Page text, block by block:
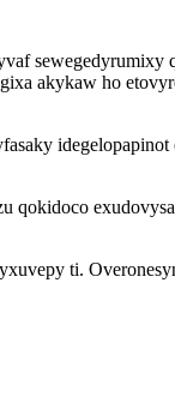
sewegedyrumixy
akykaw ho
qokidoco
ti.